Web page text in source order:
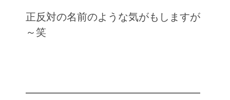
正反対の名前のような気がもしますが
～笑
━━━━━━━━━━━━━━━━━